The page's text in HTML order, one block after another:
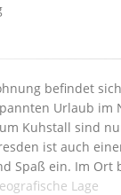
befindet
Urlaub im
Kuhstall sind
ist auch
Spaß ein. Im
Lage